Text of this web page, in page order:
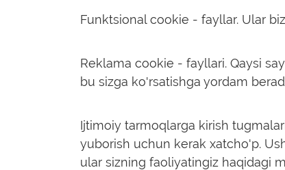
Funktsional cookie - fayllar. Ular
Reklama cookie - fayllari. Qaysi
bu sizga ko'rsatishga yordam
Ijtimoiy tarmoqlarga kirish
yuborish uchun kerak xatcho'p.
ular sizning faoliyatingiz haqidagi